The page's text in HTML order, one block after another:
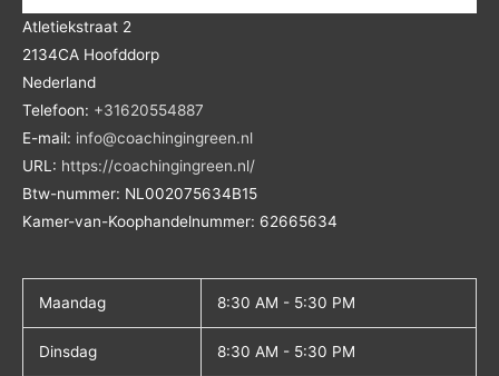
Atletiekstraat 2
2134CA Hoofddorp
Nederland
Telefoon: +31620554887
E-mail: info@coachingingreen.nl
URL: https://coachingingreen.nl/
Btw-nummer: NL002075634B15
Kamer-van-Koophandelnummer: 62665634
Maandag 8:30 AM - 5:30 PM
Dinsdag 8:30 AM - 5:30 PM